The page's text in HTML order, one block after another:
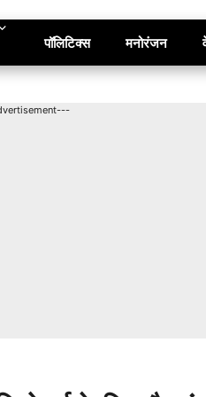
पॉलिटिक्स मनोरंजन